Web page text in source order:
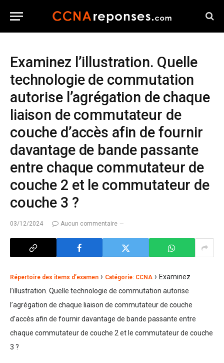
Examinez l’illustration. Quelle
technologie de commutation
autorise l’agrégation de chaque
liaison de commutateur de
couche d’accès afin de fournir
davantage de bande passante
entre chaque commutateur de
couche 2 et le commutateur de
couche 3 ?
03/12/2024 Aucun commentaire
Répertoire des items d’examen › Catégorie: CCNA › Examinez
l’illustration. Quelle technologie de commutation autorise
l’agrégation de chaque liaison de commutateur de couche
d’accès afin de fournir davantage de bande passante entre
chaque commutateur de couche 2 et le commutateur de couche
3 ?